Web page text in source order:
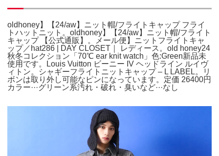
oldhoney】【24/aw】ニット帽/フライトキャップ フライ
トハットニット。oldhoney】【24/aw】ニット帽/フライト
キャップ 【公式通販】。メール便】ニットフライトキャ
ップ／hat286 | DAY CLOSET｜ レディース。old honey24
秋冬コレクション「70℃ ear knit watch」色:Green新品未
使用です。Louis Vuitton ビーニー IV ヘッドライン ルイヴ
ィトン。シャギーフライトニットキャップ – L LABEL。リ
ボンは取り外し可能なピンになっています。定価 26400円
カラー···グリーン系汚れ・破れ・臭いなど···なし